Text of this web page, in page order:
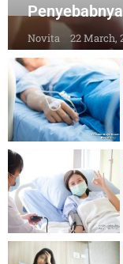
Penyebabnya
Novita 22 March,